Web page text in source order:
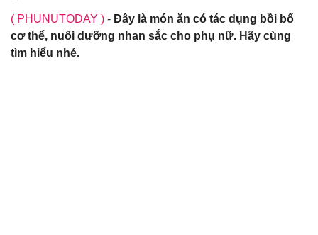
( PHUNUTODAY ) - Đây là món ăn có tác dụng bồi bổ
cơ thể, nuôi dưỡng nhan sắc cho phụ nữ. Hãy cùng
tìm hiểu nhé.